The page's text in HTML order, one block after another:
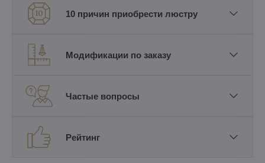
10 причин приобрести люстру
Модификации по заказу
Частые вопросы
Рейтинг